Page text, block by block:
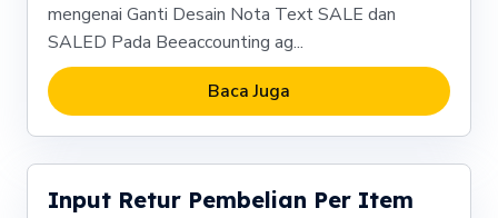
mengenai Ganti Desain Nota Text SALE dan
SALED Pada Beeaccounting ag...
Baca Juga
Input Retur Pembelian Per Item